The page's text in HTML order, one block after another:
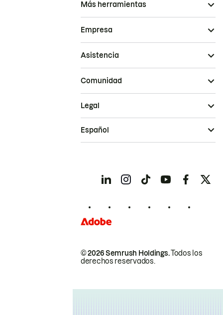
Más herramientas
Empresa
Asistencia
Comunidad
© 2026 Semrush Holdings.Todos los
derechos reservados.
Legal
Español